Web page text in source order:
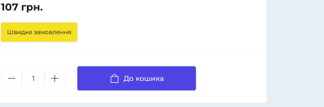
107 грн.
Швидке замовлення
До кошика